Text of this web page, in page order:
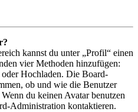
kannst du unter „Profil“ einen
vier Methoden hinzufügen:
Hochladen. Die Board-
ob und wie die Benutzer
du keinen Avatar benutzen
Administration kontaktieren.